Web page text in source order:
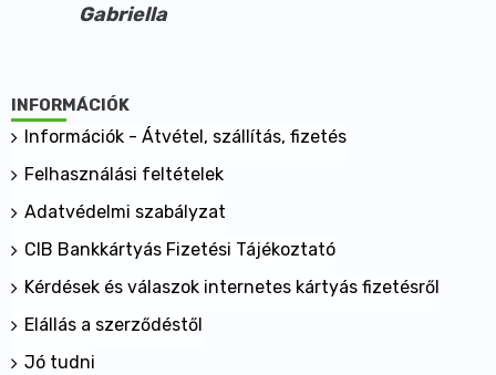
Gabriella
INFORMÁCIÓK
Információk - Átvétel, szállítás, fizetés
Felhasználási feltételek
Adatvédelmi szabályzat
CIB Bankkártyás Fizetési Tájékoztató
Kérdések és válaszok internetes kártyás fizetésről
Elállás a szerződéstől
Jó tudni